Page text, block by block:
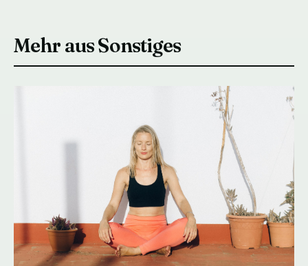
Mehr aus Sonstiges